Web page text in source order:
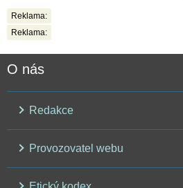
Reklama:
Reklama:
O nás
Redakce
Provozovatel webu